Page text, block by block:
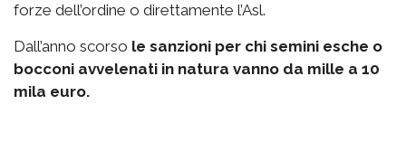
forze dell’ordine o direttamente l’Asl.
Dall’anno scorso le sanzioni per chi semini esche o
bocconi avvelenati in natura vanno da mille a 10
mila euro.